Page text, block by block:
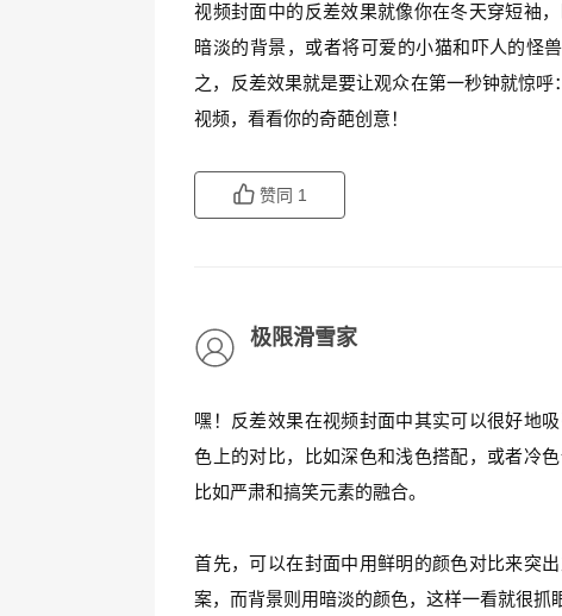
视频封面中的反差效果就像你在冬天穿短袖
暗淡的背景，或者将可爱的小猫和吓人的怪
之，反差效果就是要让观众在第一秒钟就惊
视频，看看你的奇葩创意！
赞同 1
极限滑雪家
嘿！反差效果在视频封面中其实可以很好地
色上的对比，比如深色和浅色搭配，或者冷
比如严肃和搞笑元素的融合。
首先，可以在封面中用鲜明的颜色对比来突
案，而背景则用暗淡的颜色，这样一看就很抓